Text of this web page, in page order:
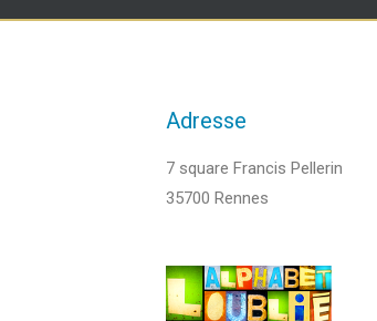
Adresse
7 square Francis Pellerin
35700 Rennes